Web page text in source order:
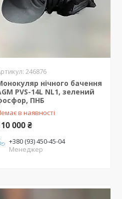
246876
нічного бачення
PVS-14L NL1, зелений
ПНБ
в наявності
000 ₴
+380 (93) 450-45-04
Менеджер